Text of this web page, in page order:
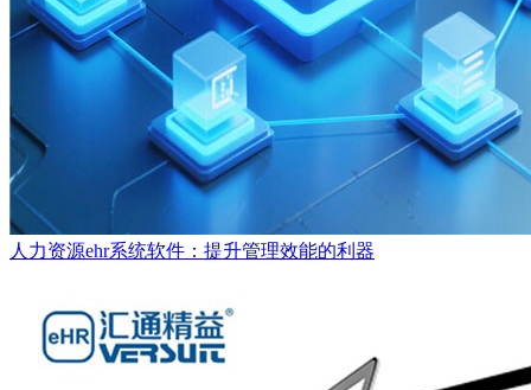
人力资源ehr系统软件：提升管理效能的利器